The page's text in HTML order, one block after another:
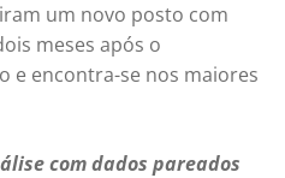
um novo posto com
meses após o
e encontra-se nos maiores
com dados pareados